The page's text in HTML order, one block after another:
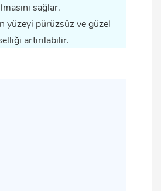
sağlar.
yüzeyi pürüzsüz ve güzel
artırılabilir.